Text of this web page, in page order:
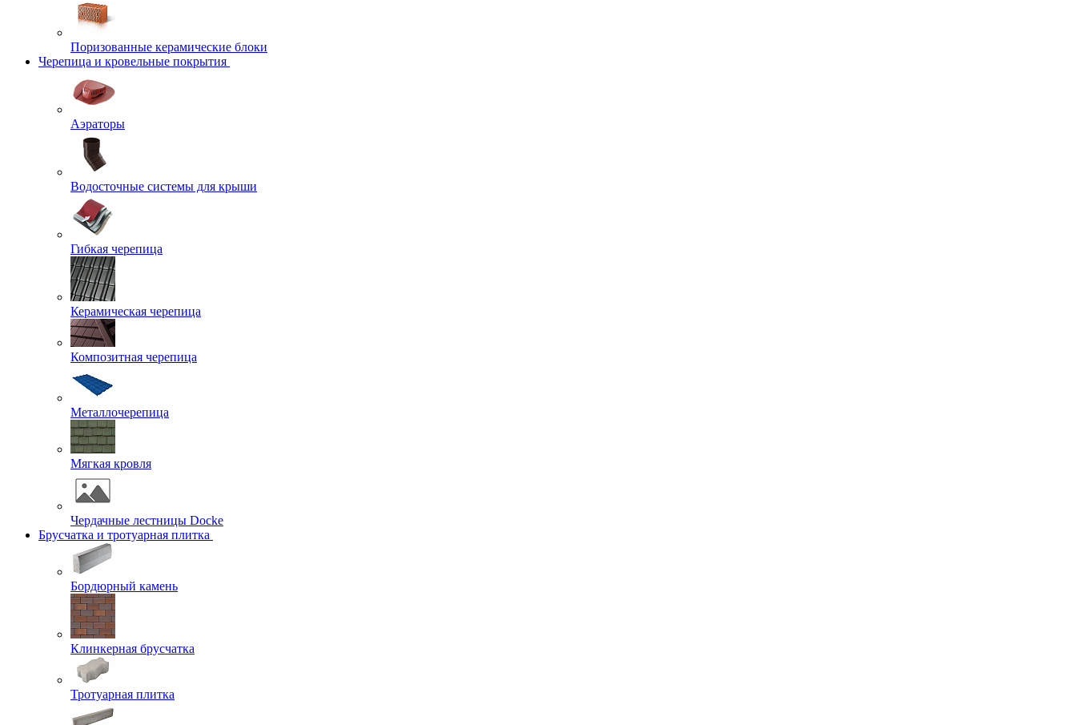
Поризованные керамические блоки
Черепица и кровельные покрытия
Аэраторы
Водосточные системы для крыши
Гибкая черепица
Керамическая черепица
Композитная черепица
Металлочерепица
Мягкая кровля
Чердачные лестницы Docke
Брусчатка и тротуарная плитка
Бордюрный камень
Клинкерная брусчатка
Тротуарная плитка